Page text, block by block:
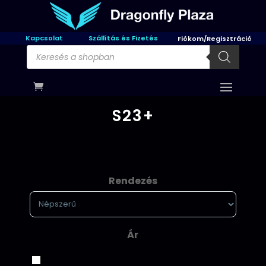
Kapcsolat Szállítás és Fizetés Fiókom/Regisztráció
Products
search
S23+
Rendezés
Sort Products
Ár